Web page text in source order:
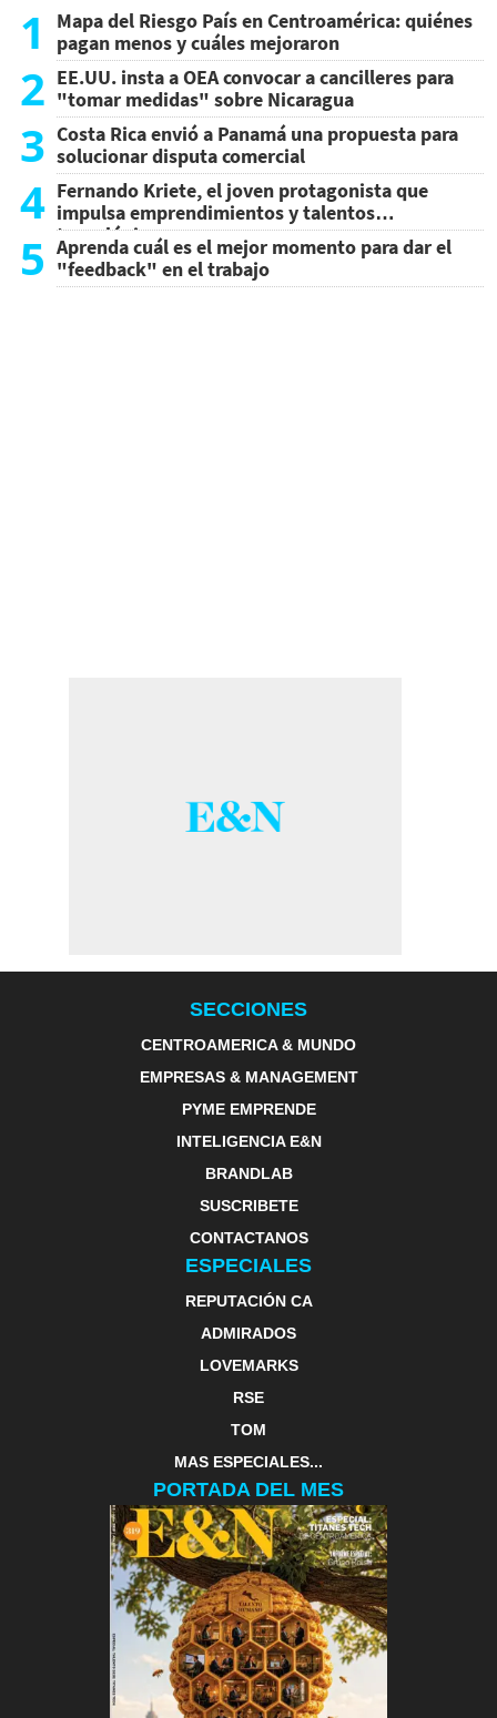
1
Mapa del Riesgo País en Centroamérica: quiénes
pagan menos y cuáles mejoraron
2 EE.UU. insta a OEA convocar a cancilleres para
"tomar medidas" sobre Nicaragua
3 Costa Rica envió a Panamá una propuesta para
solucionar disputa comercial
4 Fernando Kriete, el joven protagonista que
impulsa emprendimientos y talentos
tecnológicos
5 Aprenda cuál es el mejor momento para dar el
"feedback" en el trabajo
SECCIONES
CENTROAMERICA & MUNDO
EMPRESAS & MANAGEMENT
PYME EMPRENDE
INTELIGENCIA E&N
BRANDLAB
SUSCRIBETE
CONTACTANOS
ESPECIALES
REPUTACIÓN CA
ADMIRADOS
LOVEMARKS
RSE
TOM
MAS ESPECIALES...
PORTADA DEL MES